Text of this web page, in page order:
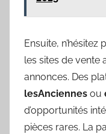
Ensuite,
les sites de vente
annonces. Des
lesAnciennes ou
d’opportunités
pièces rares. La